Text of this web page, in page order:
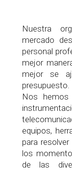
Nuestra
mercado
personal
mejor
mejor se
presupuesto.
Nos
equipos,
para
los
de las